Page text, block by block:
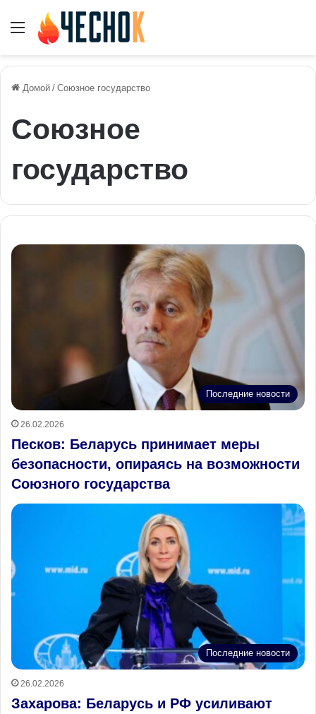
Меню
Домой / Союзное государство
Союзное
государство
Последние новости
26.02.2026
Песков: Беларусь принимает меры
безопасности, опираясь на возможности
Союзного государства
Последние новости
26.02.2026
Захарова: Беларусь и РФ усиливают